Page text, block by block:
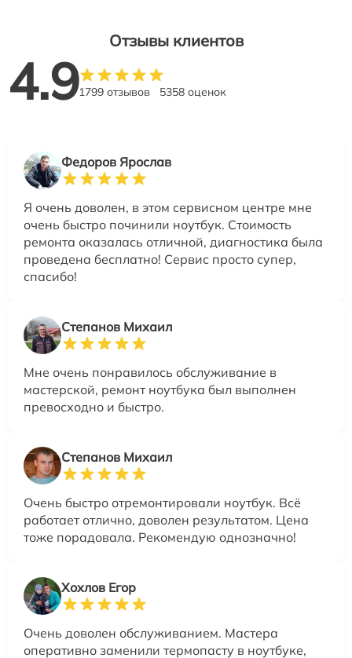
Отзывы клиентов
4.91799 отзывов 5358 оценок
Федоров Ярослав
Я очень доволен, в этом сервисном центре мне
очень быстро починили ноутбук. Стоимость
ремонта оказалась отличной, диагностика была
проведена бесплатно! Сервис просто супер,
спасибо!
Степанов Михаил
Мне очень понравилось обслуживание в
мастерской, ремонт ноутбука был выполнен
превосходно и быстро.
Степанов Михаил
Очень быстро отремонтировали ноутбук. Всё
работает отлично, доволен результатом. Цена
тоже порадовала. Рекомендую однозначно!
Хохлов Егор
Очень доволен обслуживанием. Мастера
оперативно заменили термопасту в ноутбуке,